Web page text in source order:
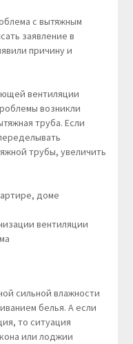
с вытяжным
заявление в
причину и
вентиляции
возникли
труба. Если
трубы, увеличить
вентиляции
сильной влажности
белья. А если
то ситуация
или лоджии